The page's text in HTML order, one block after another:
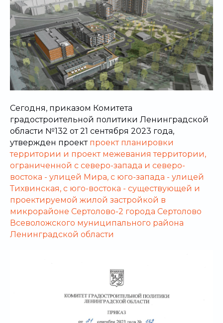
Сегодня, приказом Комитета
градостроительной политики Ленинградской
области №132 от 21 сентября 2023 года,
утвержден проект проект планировки
территории и проект межевания территории,
ограниченной с северо-запада и северо-
востока - улицей Мира, с юго-запада - улицей
Тихвинская, с юго-востока - существующей и
проектируемой жилой застройкой в
микрорайоне Сертолово-2 города Сертолово
Всеволожского муниципального района
Ленинградской области